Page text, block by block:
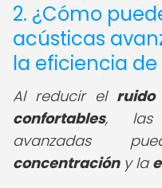
2. ¿Cómo
acústicas
la eficiencia
Al reducir el ruido
confortables, las
avanzadas
concentracióny la